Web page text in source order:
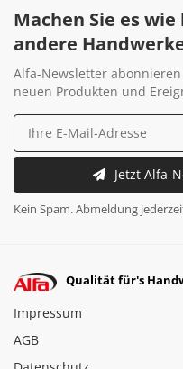
Machen Sie es
andere
Alfa-Newsletter
neuen Produkten und
Jetzt Alfa-
Kein Spam. Abmeldung
Qualität für's
Impressum
AGB